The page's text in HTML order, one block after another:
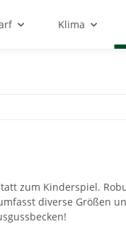
Klima
zum Kinderspiel.
diverse Größen